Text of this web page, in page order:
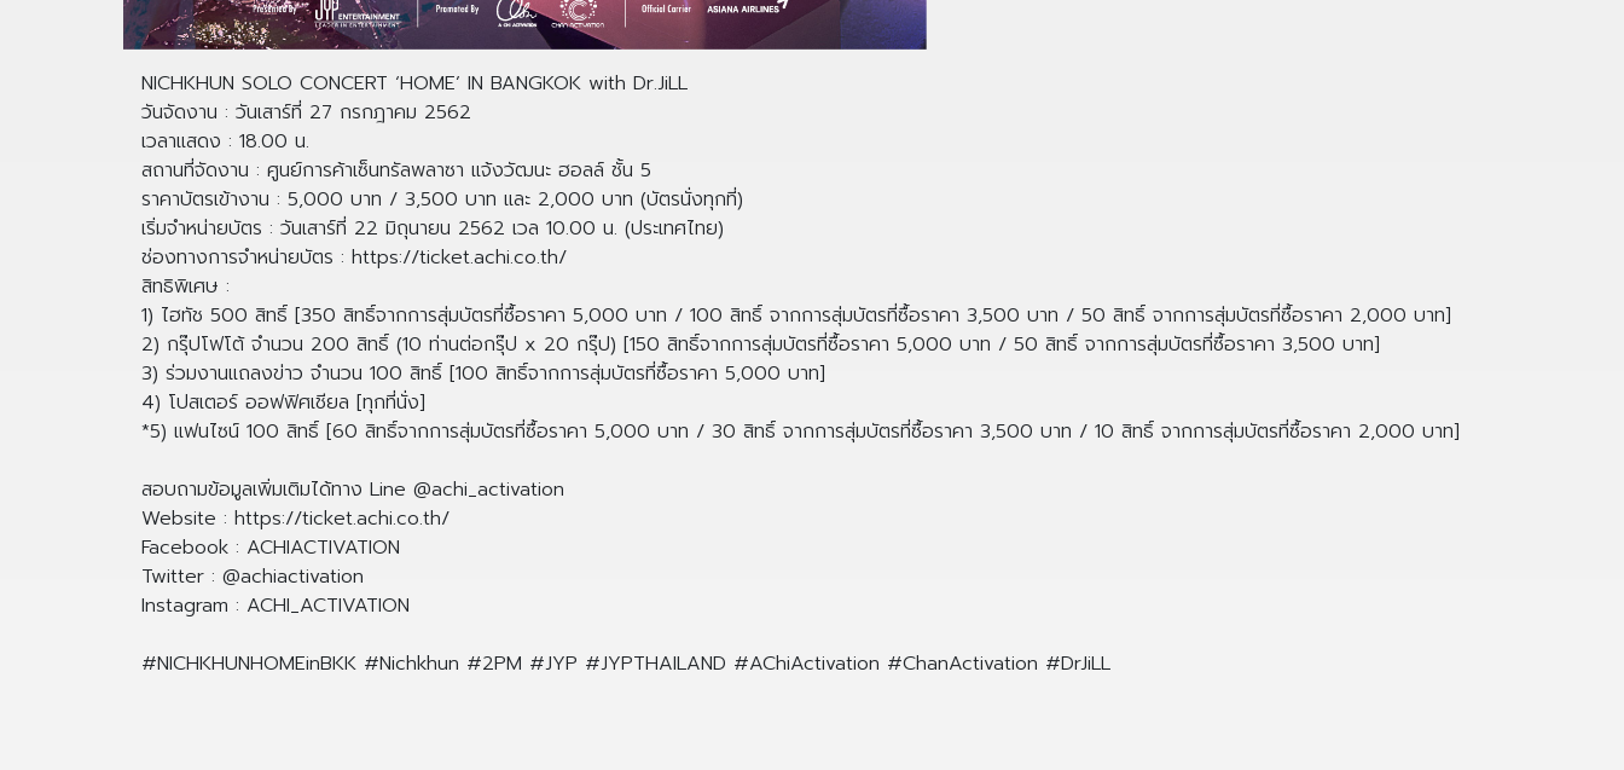
NICHKHUN SOLO CONCERT ‘HOME’ IN BANGKOK with Dr.JiLL
วันจัดงาน : วันเสาร์ที่ 27 กรกฎาคม 2562
เวลาแสดง : 18.00 น.
สถานที่จัดงาน : ศูนย์การค้าเซ็นทรัลพลาซา แจ้งวัฒนะ ฮอลล์ ชั้น 5
ราคาบัตรเข้างาน : 5,000 บาท / 3,500 บาท และ 2,000 บาท (บัตรนั่งทุกที่)
เริ่มจำหน่ายบัตร : วันเสาร์ที่ 22 มิถุนายน 2562 เวล 10.00 น. (ประเทศไทย)
ช่องทางการจำหน่ายบัตร : https://ticket.achi.co.th/
สิทธิพิเศษ :
1) ไฮทัช 500 สิทธิ์ [350 สิทธิ์จากการสุ่มบัตรที่ซื้อราคา 5,000 บาท / 100 สิทธิ์ จากการสุ่มบัตรที่ซื้อราคา 3,500 บาท / 50 สิทธิ์ จากการสุ่มบัตรที่ซื้อราคา 2,000 บาท]
2) กรุ๊ปโฟโต้ จำนวน 200 สิทธิ์ (10 ท่านต่อกรุ๊ป x 20 กรุ๊ป) [150 สิทธิ์จากการสุ่มบัตรที่ซื้อราคา 5,000 บาท / 50 สิทธิ์ จากการสุ่มบัตรที่ซื้อราคา 3,500 บาท]
3) ร่วมงานแถลงข่าว จำนวน 100 สิทธิ์ [100 สิทธิ์จากการสุ่มบัตรที่ซื้อราคา 5,000 บาท]
4) โปสเตอร์ ออฟฟิศเชียล [ทุกที่นั่ง]
*5) แฟนไซน์ 100 สิทธิ์ [60 สิทธิ์จากการสุ่มบัตรที่ซื้อราคา 5,000 บาท / 30 สิทธิ์ จากการสุ่มบัตรที่ซื้อราคา 3,500 บาท / 10 สิทธิ์ จากการสุ่มบัตรที่ซื้อราคา 2,000 บาท]
สอบถามข้อมูลเพิ่มเติมได้ทาง Line @achi_activation
Website : https://ticket.achi.co.th/
Facebook : ACHIACTIVATION
Twitter : @achiactivation
Instagram : ACHI_ACTIVATION
#NICHKHUNHOMEinBKK #Nichkhun #2PM #JYP #JYPTHAILAND #AChiActivation #ChanActivation #DrJiLL